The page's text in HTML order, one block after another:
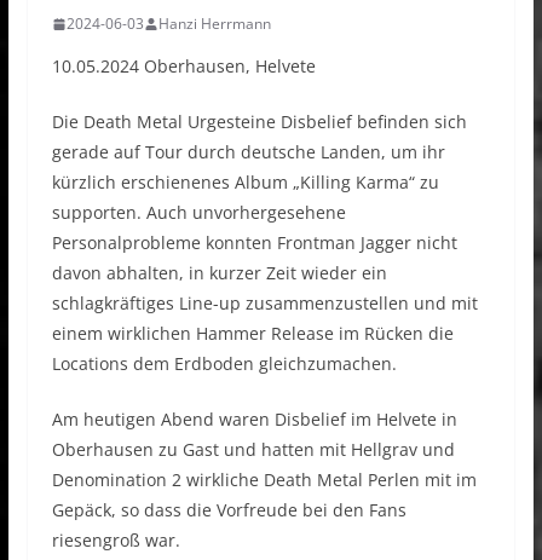
2024-06-03 Hanzi Herrmann
10.05.2024 Oberhausen, Helvete
Die Death Metal Urgesteine Disbelief befinden sich
gerade auf Tour durch deutsche Landen, um ihr
kürzlich erschienenes Album „Killing Karma“ zu
supporten. Auch unvorhergesehene
Personalprobleme konnten Frontman Jagger nicht
davon abhalten, in kurzer Zeit wieder ein
schlagkräftiges Line-up zusammenzustellen und mit
einem wirklichen Hammer Release im Rücken die
Locations dem Erdboden gleichzumachen.
Am heutigen Abend waren Disbelief im Helvete in
Oberhausen zu Gast und hatten mit Hellgrav und
Denomination 2 wirkliche Death Metal Perlen mit im
Gepäck, so dass die Vorfreude bei den Fans
riesengroß war.